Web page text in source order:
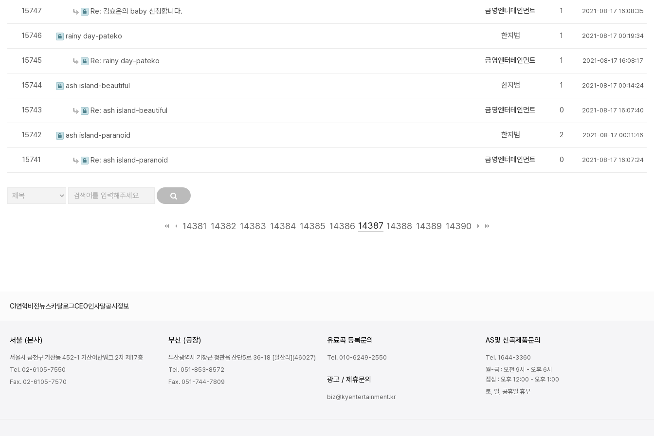
15747 Re: 김효은의 baby 신청합니다. 금영엔터테인먼트 1 2021-08-17 16:08:35
15746 rainy day-pateko 한지범 1 2021-08-17 00:19:34
15745 Re: rainy day-pateko 금영엔터테인먼트 1 2021-08-17 16:08:17
15744 ash island-beautiful 한지범 1 2021-08-17 00:14:24
15743 Re: ash island-beautiful 금영엔터테인먼트 0 2021-08-17 16:07:40
15742 ash island-paranoid 한지범 2 2021-08-17 00:11:46
15741 Re: ash island-paranoid 금영엔터테인먼트 0 2021-08-17 16:07:24
14381 14382 14383 14384 14385 14386 14387 14388 14389 14390
다음맨끝
CI 연혁비전뉴스카탈로그CEO인사말공시정보
서울 (본사)
서울시 금천구 가산동 452-1 가산어반워크 2차 제17층
Tel. 02-6105-7550
Fax. 02-6105-7570
부산 (공장)
부산광역시 기장군 정관읍 산단5로 36-18 [달산리](46027)
Tel. 051-853-8572
Fax. 051-744-7809
유료곡 등록문의
Tel. 010-6249-2550
광고 / 제휴문의
biz@kyentertainment.kr
AS및 신곡제품문의
Tel. 1644-3360
월-금 : 오전 9시 - 오후 6시
점심 : 오후 12:00 - 오후 1:00
토, 일, 공휴일 휴무